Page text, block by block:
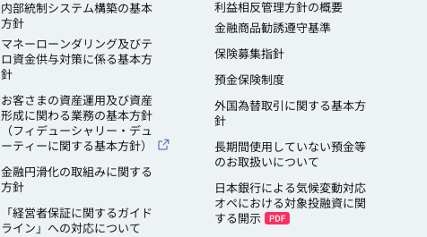
内部統制システム構築の基本
方針
マネーローンダリング及びテ
ロ資金供与対策に係る基本方
針
お客さまの資産運用及び資産
形成に関わる業務の基本方針
（フィデューシャリー・デュ
ーティーに関する基本方針）
金融円滑化の取組みに関する
方針
「経営者保証に関するガイド
ライン」への対応について
利益相反管理方針の概要
金融商品勧誘遵守基準
保険募集指針
預金保険制度
外国為替取引に関する基本方
針
長期間使用していない預金等
のお取扱いについて
日本銀行による気候変動対応
オペにおける対象投融資に関
する開示